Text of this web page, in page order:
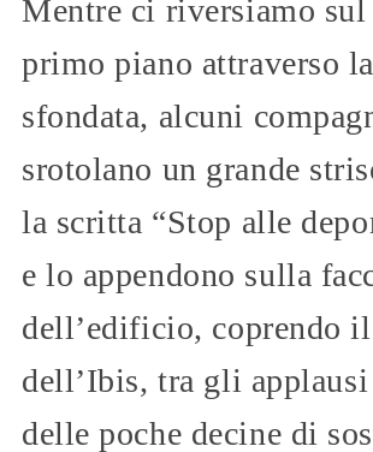
Mentre ci riversiamo sul
primo piano attraverso
sfondata, alcuni
srotolano un grande
la scritta “Stop alle
e lo appendono sulla
dell’edificio, coprendo
dell’Ibis, tra gli
delle poche decine di